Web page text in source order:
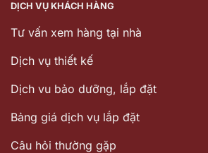
DỊCH VỤ KHÁCH HÀNG
Tư vấn xem hàng tại nhà
Dịch vụ thiết kế
Dịch vu bảo dưỡng, lắp đặt
Bảng giá dịch vụ lắp đặt
Câu hỏi thường gặp